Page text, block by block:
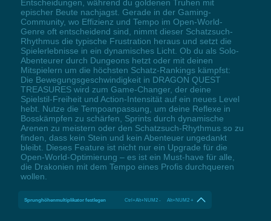
Entscheidungen, während du goldenen Truhen mit
epischer Beute nachjagst. Gerade in der Gaming-
Community, wo Effizienz und Tempo im Open-World-
Genre oft entscheidend sind, nimmt dieser Schatzsuch-
Rhythmus die typische Frustration heraus und setzt die
Spielerlebnisse in ein dynamisches Licht. Ob du als Solo-
Abenteurer durch Dungeons hetzt oder mit deinen
Mitspielern um die höchsten Schatz-Rankings kämpfst:
Die Bewegungsgeschwindigkeit in DRAGON QUEST
TREASURES wird zum Game-Changer, der deine
Spielstil-Freiheit und Action-Intensität auf ein neues Level
hebt. Nutze die Tempoanpassung, um deine Reflexe in
Bosskämpfen zu schärfen, Sprints durch dynamische
Arenen zu meistern oder den Schatzsuch-Rhythmus so zu
finden, dass kein Stein und kein Abenteuer ungedankt
bleibt. Dieses Feature ist nicht nur ein Upgrade für die
Open-World-Optimierung – es ist ein Must-have für alle,
die Drakonien mit dem Tempo eines Profis durchqueren
wollen.
Sprunghöhenmultiplikator festlegen Ctrl+Alt+NUM2 - Alt+NUM2 +